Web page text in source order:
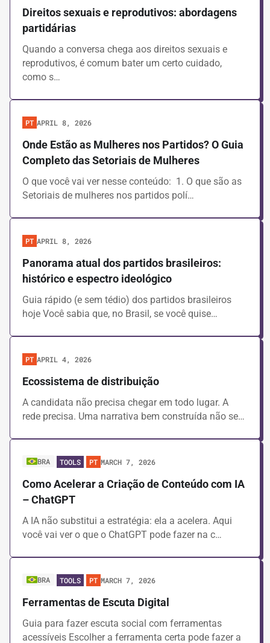
Brasil
Chile
Colombia
Global
México
AREAS OF KNOWLEDGE
Crisis Management
Team Management
Ground Mobilization
Women and Politics
Narrative and Communications
Strategic Planning
Studies and Research
Tools
Guides
Video Lessons
Direitos sexuais e reprodutivos: abordagens
partidárias
Quando a conversa chega aos direitos sexuais e
reprodutivos, é comum bater um certo cuidado,
como s…
PT APRIL 8, 2026
Onde Estão as Mulheres nos Partidos? O Guia
Completo das Setoriais de Mulheres
O que você vai ver nesse conteúdo: 1. O que são as
Setoriais de mulheres nos partidos polí…
PT APRIL 8, 2026
Panorama atual dos partidos brasileiros:
histórico e espectro ideológico
Guia rápido (e sem tédio) dos partidos brasileiros
hoje Você sabia que, no Brasil, se você quise…
PT APRIL 4, 2026
Ecossistema de distribuição
A candidata não precisa chegar em todo lugar. A
rede precisa. Uma narrativa bem construída não se…
BRA TOOLS PT MARCH 7, 2026
Como Acelerar a Criação de Conteúdo com IA
– ChatGPT
A IA não substitui a estratégia: ela a acelera. Aqui
você vai ver o que o ChatGPT pode fazer na c…
BRA TOOLS PT MARCH 7, 2026
Ferramentas de Escuta Digital
Guia para fazer escuta social com ferramentas
acessíveis Escolher a ferramenta certa pode fazer a